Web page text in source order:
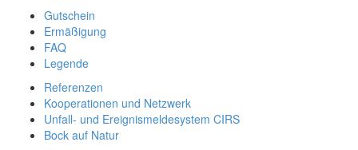
Gutschein
Ermäßigung
FAQ
Legende
Referenzen
Kooperationen und Netzwerk
Unfall- und Ereignismeldesystem CIRS
Bock auf Natur